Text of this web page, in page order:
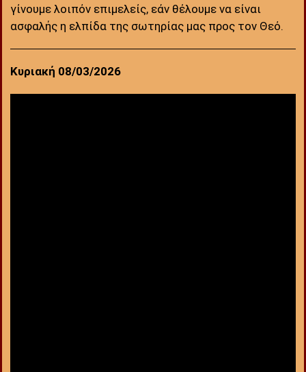
γίνουμε λοιπόν επιμελείς, εάν θέλουμε να είναι
ασφαλής η ελπίδα της σωτηρίας μας προς τον Θεό.
Κυριακή 08/03/2026